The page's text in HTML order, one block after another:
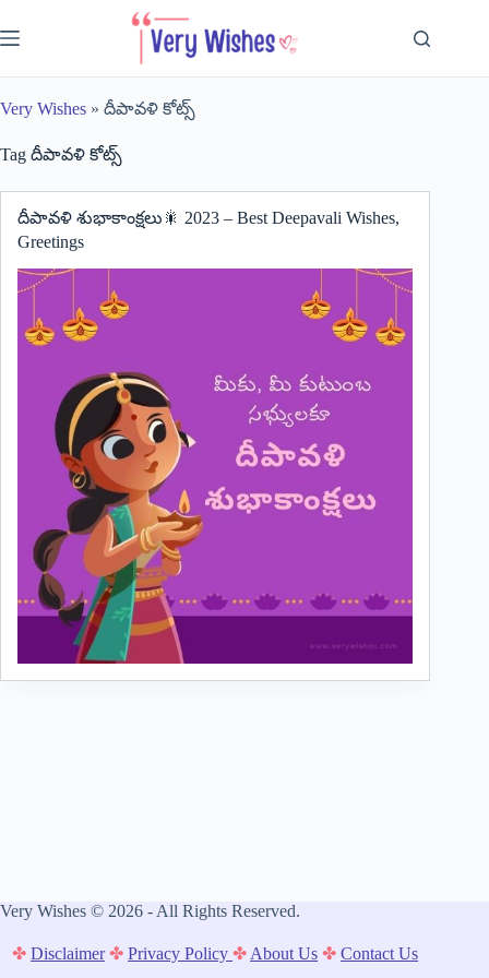
to
content
Very Wishes » దీపావళి కోట్స్
Tag దీపావళి కోట్స్
దీపావళి శుభాకాంక్షలు🎇 2023 – Best Deepavali Wishes,
Greetings
Very Wishes © 2026 - All Rights Reserved.
✤ Disclaimer ✤ Privacy Policy✤ About Us ✤ Contact Us